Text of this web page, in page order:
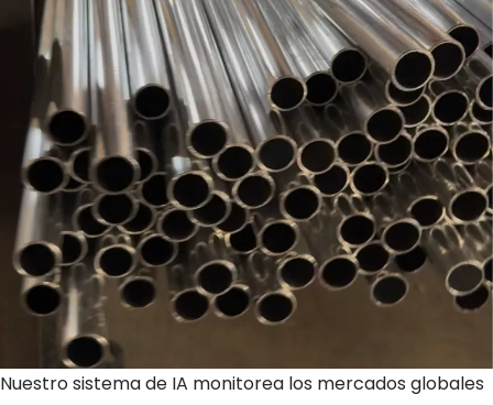
Nuestro sistema de IA monitorea los mercados globales